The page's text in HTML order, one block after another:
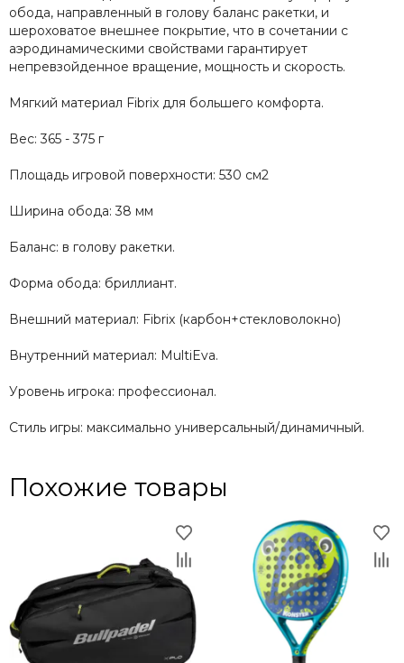
обода, направленный в голову баланс ракетки, и
шероховатое внешнее покрытие, что в сочетании с
аэродинамическими свойствами гарантирует
непревзойденное вращение, мощность и скорость.
Мягкий материал Fibrix для большего комфорта.
Вес: 365 - 375 г
Площадь игровой поверхности: 530 см2
Ширина обода: 38 мм
Баланс: в голову ракетки.
Форма обода: бриллиант.
Внешний материал: Fibrix (карбон+стекловолокно)
Внутренний материал: MultiEva.
Уровень игрока: профессионал.
Стиль игры: максимально универсальный/динамичный.
Похожие товары